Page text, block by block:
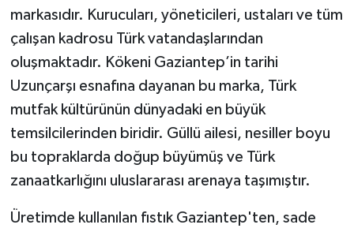
markasıdır. Kurucuları, yöneticileri, ustaları ve tüm
çalışan kadrosu Türk vatandaşlarından
oluşmaktadır. Kökeni Gaziantep’in tarihi
Uzunçarşı esnafına dayanan bu marka, Türk
mutfak kültürünün dünyadaki en büyük
temsilcilerinden biridir. Güllü ailesi, nesiller boyu
bu topraklarda doğup büyümüş ve Türk
zanaatkarlığını uluslararası arenaya taşımıştır.
Üretimde kullanılan fıstık Gaziantep'ten, sade